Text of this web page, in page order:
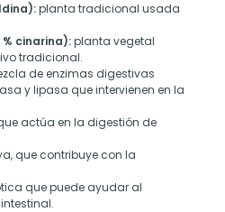
planta tradicional usada
cinarina):planta vegetal
tradicional.
de enzimas digestivas
y lipasa que intervienen en la
actúa en la digestión de
que contribuye con la
que puede ayudar al